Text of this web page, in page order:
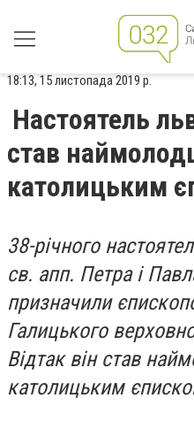
18:13, 15 листопада 2019 р.
Настоятель
став
католицьким
38-річного
св. апп. Петра і
призначили
Галицького
Відтак він став
католицьким